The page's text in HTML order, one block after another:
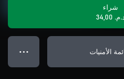
شراء
34,00
الأمنيات ● ● ●